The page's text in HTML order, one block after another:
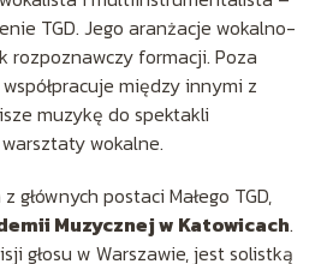
TGD. Jego aranżacje wokalno-
formacji. Poza
między innymi z
muzykę do spektakli
wokalne.
głównych postaci Małego TGD,
Muzycznej w Katowicach.
głosu w Warszawie, jest solistką